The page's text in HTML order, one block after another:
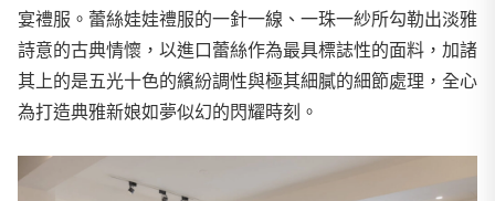
宴禮服。蕾絲娃娃禮服的一針一線、一珠一紗所勾勒出淡雅
詩意的古典情懷，以進口蕾絲作為最具標誌性的面料，加諸
其上的是五光十色的繽紛調性與極其細膩的細節處理，全心
為打造典雅新娘如夢似幻的閃耀時刻。